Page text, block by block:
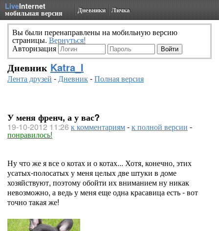
LiveInternet
мобильная версия Дневники Личка
Вы были перенаправлены на мобильную версию
страницы. Вернуться!
Авторизация
Дневник Katra_I
Лента друзей -Дневник-Полная версия
У меня френч, а у вас?
19-10-2012 11:26 к комментариям-к полной версии -
понравилось!
Ну что же я все о котах и о котах... Хотя, конечно, этих
усатых-полосатых у меня целых две штуки в доме
хозяйствуют, поэтому обойти их вниманием ну никак
невозможно, а ведь у меня еще одна красавица есть - вот
точно такая же!